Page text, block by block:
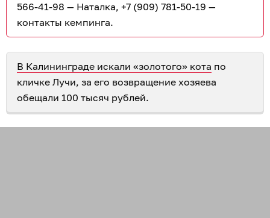
566-41-98 — Наталка, +7 (909) 781-50-19 —
контакты кемпинга.
В Калининграде искали «золотого» кота по
кличке Лучи, за его возвращение хозяева
обещали 100 тысяч рублей.